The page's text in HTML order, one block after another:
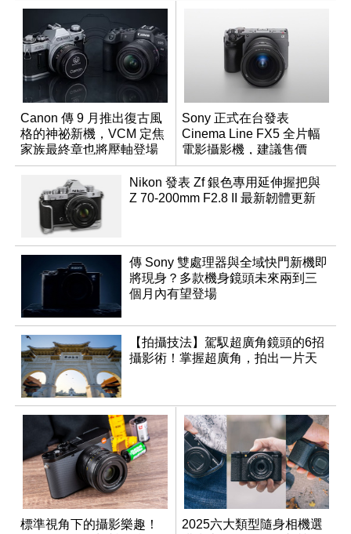
Canon 傳 9 月推出復古風
格的神祕新機，VCM 定焦
家族最終章也將壓軸登場
Sony 正式在台發表
Cinema Line FX5 全片幅
電影攝影機，建議售價
NT$144,980
Nikon 發表 Zf 銀色專用延伸握把與
Z 70-200mm F2.8 II 最新韌體更新
傳 Sony 雙處理器與全域快門新機即
將現身？多款機身鏡頭未來兩到三
個月內有望登場
【拍攝技法】駕馭超廣角鏡頭的6招
攝影術！掌握超廣角，拍出一片天
標準視角下的攝影樂趣！
2025六大類型隨身相機選